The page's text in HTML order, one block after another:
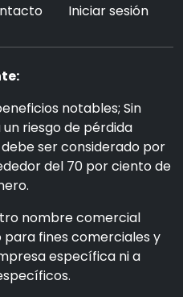
Iniciar sesión
notables; Sin
riesgo de pérdida
ser considerado por
del 70 por ciento de
nombre comercial
para fines comerciales y
específica ni a